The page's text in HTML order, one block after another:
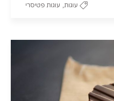
עוגות, עוגות פטיסרי